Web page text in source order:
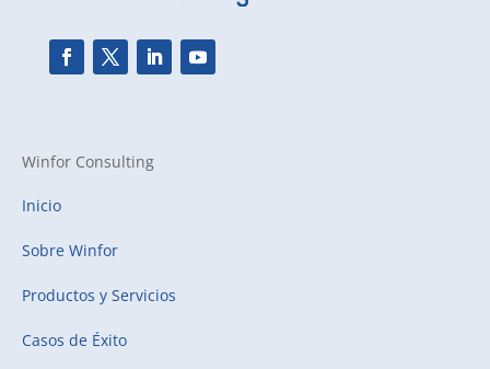
Winfor Consulting
Inicio
Sobre Winfor
Productos y Servicios
Casos de Éxito